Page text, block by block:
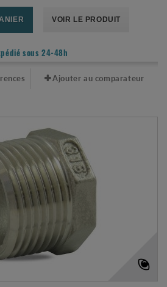
VOIR LE PRODUIT
sous 24-48h
Ajouter au comparateur